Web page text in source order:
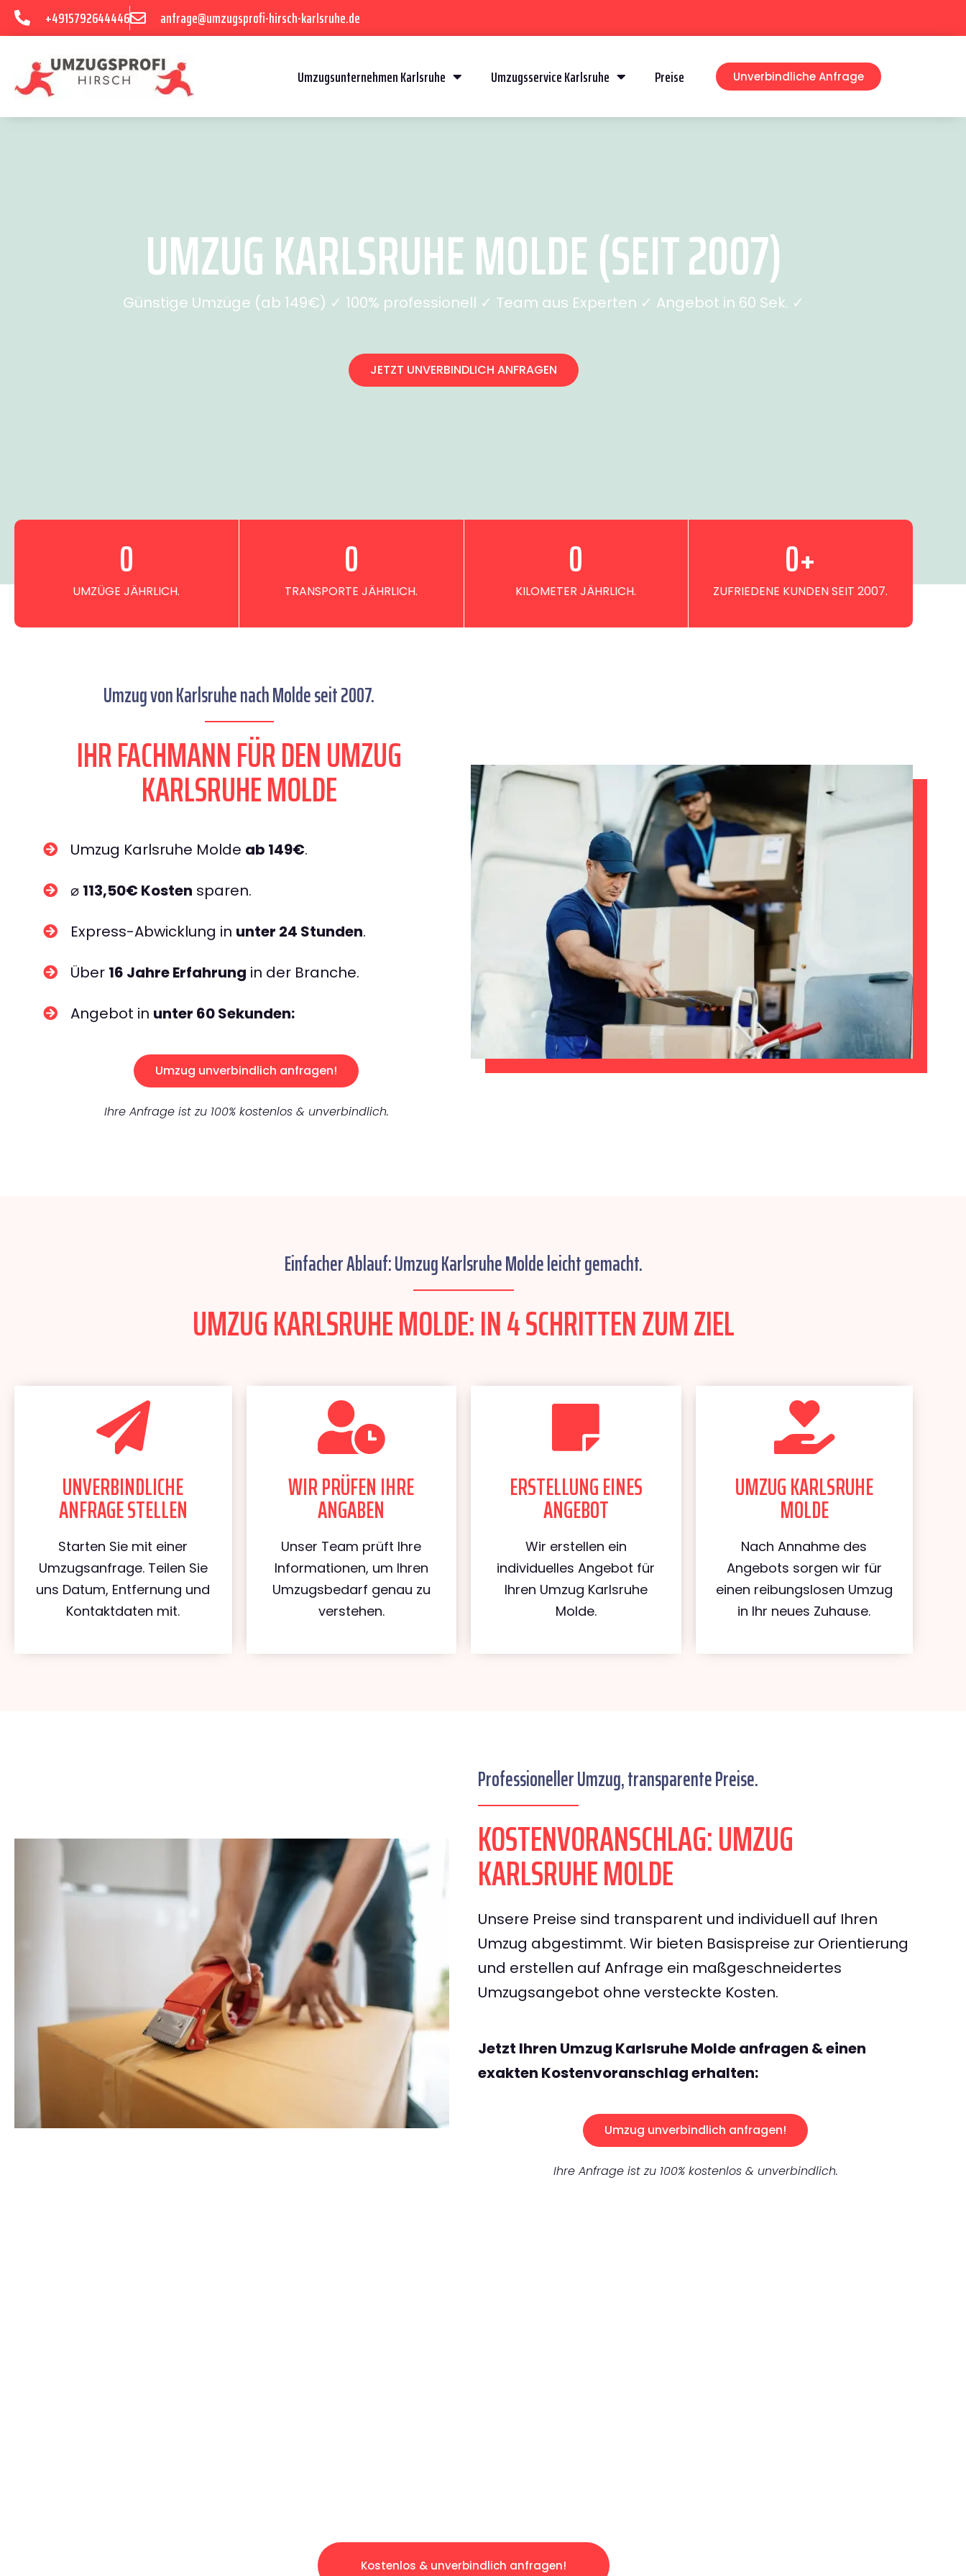
+4915792644446 anfrage@umzugsprofi-hirsch-karlsruhe.de
Umzugsunternehmen Karlsruhe Umzugsservice Karlsruhe Preise Unverbindliche Anfrage
UMZUG KARLSRUHE MOLDE (SEIT 2007)
Günstige Umzüge (ab 149€) ✓ 100% professionell ✓ Team aus Experten ✓ Angebot in 60 Sek. ✓
JETZT UNVERBINDLICH ANFRAGEN
UMZÜGE JÄHRLICH.
0
TRANSPORTE JÄHRLICH.
0
KILOMETER JÄHRLICH.
0
ZUFRIEDENE KUNDEN SEIT 2007.
0+
Umzug von Karlsruhe nach Molde seit 2007.
IHR FACHMANN FÜR DEN UMZUG
KARLSRUHE MOLDE
Umzug Karlsruhe Molde ab 149€.
⌀ 113,50€ Kosten sparen.
Express-Abwicklung in unter 24 Stunden.
Über 16 Jahre Erfahrung in der Branche.
Angebot in unter 60 Sekunden:
Umzug unverbindlich anfragen!
Ihre Anfrage ist zu 100% kostenlos & unverbindlich.
Einfacher Ablauf: Umzug Karlsruhe Molde leicht gemacht.
UMZUG KARLSRUHE MOLDE: IN 4 SCHRITTEN ZUM ZIEL
UNVERBINDLICHE
ANFRAGE STELLEN
Starten Sie mit einer
Umzugsanfrage. Teilen Sie
uns Datum, Entfernung und
Kontaktdaten mit.
WIR PRÜFEN IHRE
ANGABEN
Unser Team prüft Ihre
Informationen, um Ihren
Umzugsbedarf genau zu
verstehen.
ERSTELLUNG EINES
ANGEBOT
Wir erstellen ein
individuelles Angebot für
Ihren Umzug Karlsruhe
Molde.
UMZUG KARLSRUHE
MOLDE
Nach Annahme des
Angebots sorgen wir für
einen reibungslosen Umzug
in Ihr neues Zuhause.
Professioneller Umzug, transparente Preise.
KOSTENVORANSCHLAG: UMZUG
KARLSRUHE MOLDE
Unsere Preise sind transparent und individuell auf Ihren
Umzug abgestimmt. Wir bieten Basispreise zur Orientierung
und erstellen auf Anfrage ein maßgeschneidertes
Umzugsangebot ohne versteckte Kosten.
Jetzt Ihren Umzug Karlsruhe Molde anfragen & einen
exakten Kostenvoranschlag erhalten:
Umzug unverbindlich anfragen!
Ihre Anfrage ist zu 100% kostenlos & unverbindlich.
Kostenlos & unverbindlich anfragen!